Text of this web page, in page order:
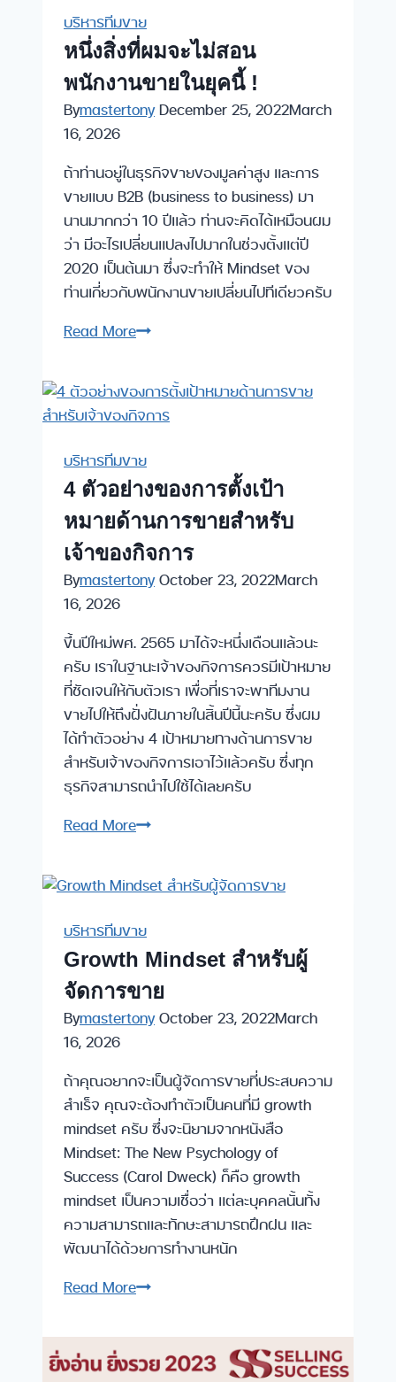
เรา
หา
outbound
leads
นี้
ละ
!?
บริหารทีมขาย
หนึ่งสิ่งที่ผมจะไม่สอน
พนักงานขายในยุคนี้ !
Bymastertony December 25, 2022March
16, 2026
ถ้าท่านอยู่ในธุรกิจขายของมูลค่าสูง และการ
ขายแบบ B2B (business to business) มา
นานมากกว่า 10 ปีแล้ว ท่านจะคิดได้เหมือนผม
ว่า มีอะไรเปลี่ยนแปลงไปมากในช่วงตั้งแต่ปี
2020 เป็นต้นมา ซึ่งจะทำให้ Mindset ของ
ท่านเกี่ยวกับพนักงานขายเปลี่ยนไปทีเดียวครับ
Read Moreหนึ่ง
ผม
จะ
สอน
พนักงาน
ขาย
ใน
นี้
บริหารทีมขาย
4 ตัวอย่างของการตั้งเป้า
หมายด้านการขายสำหรับ
เจ้าของกิจการ
Bymastertony October 23, 2022March
16, 2026
ขึ้นปีใหม่พศ. 2565 มาได้จะหนึ่งเดือนแล้วนะ
ครับ เราในฐานะเจ้าของกิจการควรมีเป้าหมาย
ที่ชัดเจนให้กับตัวเรา เพื่อที่เราจะพาทีมงาน
ขายไปให้ถึงฝั่งฝันภายในสิ้นปีนี้นะครับ ซึ่งผม
ได้ทำตัวอย่าง 4 เป้าหมายทางด้านการขาย
สำหรับเจ้าของกิจการเอาไว้แล้วครับ ซึ่งทุก
ธุรกิจสามารถนำไปใช้ได้เลยครับ
Read More4
การ
เป้า
หมาย
ด้าน
การ
เจ้าของ
กิจการ
บริหารทีมขาย
Growth Mindset สำหรับผู้
จัดการขาย
Bymastertony October 23, 2022March
16, 2026
ถ้าคุณอยากจะเป็นผู้จัดการขายที่ประสบความ
สำเร็จ คุณจะต้องทำตัวเป็นคนที่มี growth
mindset ครับ ซึ่งจะนิยามจากหนังสือ
Mindset: The New Psychology of
Success (Carol Dweck) ก็คือ growth
mindset เป็นความเชื่อว่า แต่ละบุคคลนั้นทั้ง
ความสามารถและทักษะสามารถฝึกฝน และ
พัฒนาได้ด้วยการทำงานหนัก
Read MoreGrowth
สำหรับ
ผู้